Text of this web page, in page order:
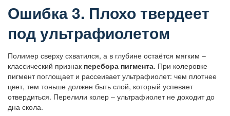
Ошибка 3. Плохо твердеет
под ультрафиолетом
Полимер сверху схватился, а в глубине остаётся мягким –
классический признак перебора пигмента. При колеровке
пигмент поглощает и рассеивает ультрафиолет: чем плотнее
цвет, тем тоньше должен быть слой, который успевает
отвердиться. Перелили колер – ультрафиолет не доходит до
дна скола.